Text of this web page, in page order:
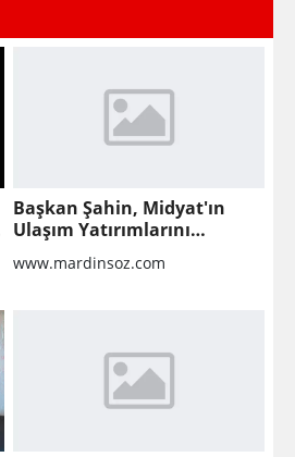
Başkan Şahin, Midyat'ın
Ulaşım Yatırımlarını
Ankara'ya Taşıdı
www.mardinsoz.com